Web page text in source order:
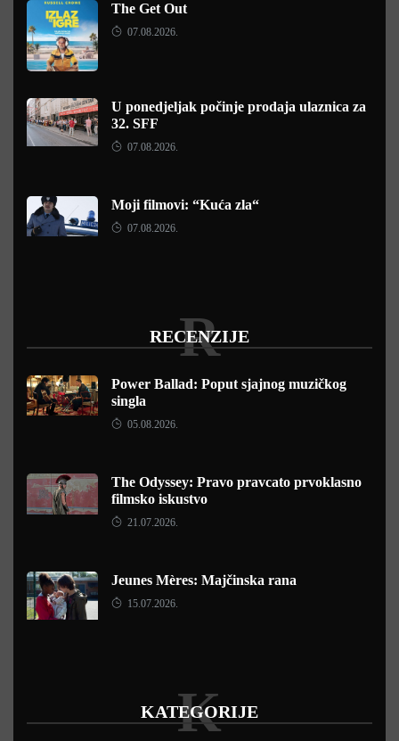
The Get Out
07.08.2026.
U ponedjeljak počinje prodaja ulaznica za
32. SFF
07.08.2026.
Moji filmovi: “Kuća zla“
07.08.2026.
RECENZIJE
R
Power Ballad: Poput sjajnog muzičkog
singla
05.08.2026.
The Odyssey: Pravo pravcato prvoklasno
filmsko iskustvo
21.07.2026.
Jeunes Mères: Majčinska rana
15.07.2026.
KATEGORIJE
K